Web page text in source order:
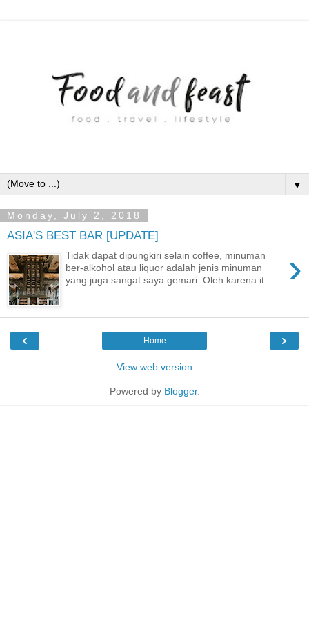
▼
Monday, July 2, 2018
ASIA'S BEST BAR [UPDATE]
›
Tidak dapat dipungkiri selain coffee, minuman
ber-alkohol atau liquor adalah jenis minuman
yang juga sangat saya gemari. Oleh karena it...
‹ ›
Home
View web version
Powered by Blogger.